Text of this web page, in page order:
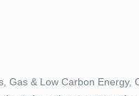
& Low Carbon Energy,